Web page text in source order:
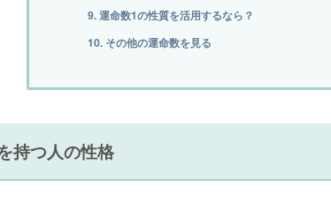
9. 運命数1の性質を活用するなら？
10. その他の運命数を見る
持つ人の性格